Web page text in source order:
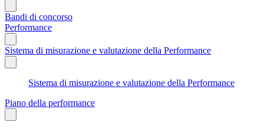
Bandi di concorso
Performance
Sistema di misurazione e valutazione della Performance
Sistema di misurazione e valutazione della Performance
Piano della performance